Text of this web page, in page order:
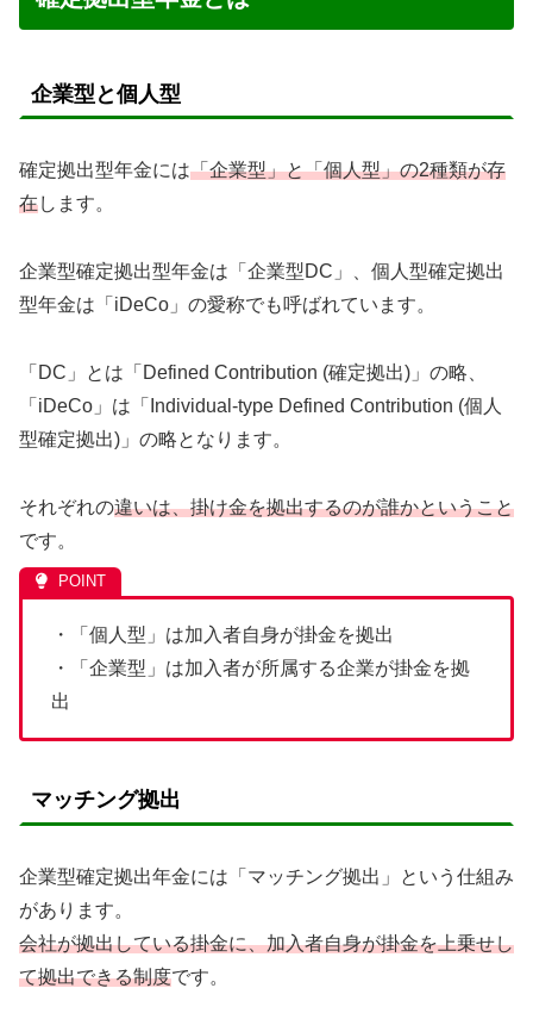
企業型と個人型
確定拠出型年金には「企業型」と「個人型」の2種類が存
在します。
企業型確定拠出型年金は「企業型DC」、個人型確定拠出
型年金は「iDeCo」の愛称でも呼ばれています。
「DC」とは「Defined Contribution (確定拠出)」の略、
「iDeCo」は「Individual-type Defined Contribution (個人
型確定拠出)」の略となります。
それぞれの違いは、掛け金を拠出するのが誰かということ
です。
・「個人型」は加入者自身が掛金を拠出
・「企業型」は加入者が所属する企業が掛金を拠
出
マッチング拠出
企業型確定拠出年金には「マッチング拠出」という仕組み
があります。
会社が拠出している掛金に、加入者自身が掛金を上乗せし
て拠出できる制度です。